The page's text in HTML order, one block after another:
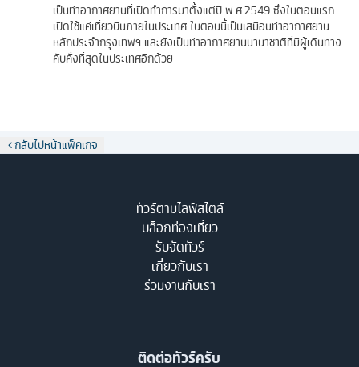
เป็นท่าอากาศยานที่เปิดทำการมาตั้งแต่ปี พ.ศ.2549 ซึ่งในตอนแรก
เปิดใช้แค่เที่ยวบินภายในประเทศ ในตอนนี้เป็นเสมือนท่าอากาศยาน
หลักประจำกรุงเทพฯ และยังเป็นท่าอากาศยานนานาชาติที่มีผู้เดินทาง
คับคั่งที่สุดในประเทศอีกด้วย
กลับไปหน้าแพ็คเกจ
ทัวร์ตามไลฟ์สไตล์
บล็อกท่องเที่ยว
รับจัดทัวร์
เกี่ยวกับเรา
ร่วมงานกับเรา
ติดต่อทัวร์ครับ